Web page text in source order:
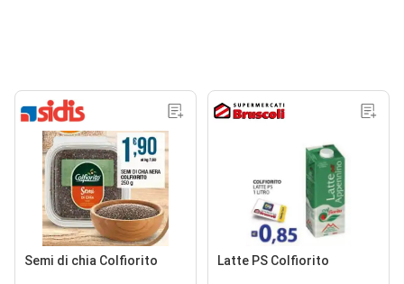
Semi di chia Colfiorito Latte PS Colfiorito